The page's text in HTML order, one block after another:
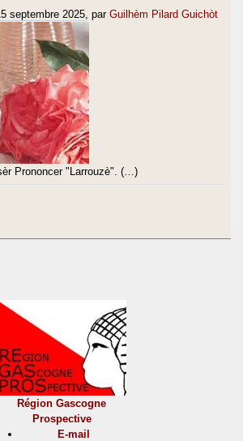
septembre 2025 , par Guilhèm Pilard Guichòt
Prononcer "Larrouzè". (…)
Région Gascogne
Prospective
E-mail